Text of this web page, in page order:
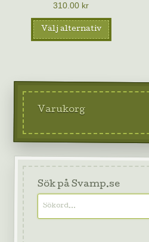
310.00 kr
Välj alternativ
Varukorg
Sök på Svamp.se